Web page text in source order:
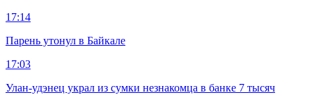
17:14
Парень утонул в Байкале
17:03
Улан-удэнец украл из сумки незнакомца в банке 7 тысяч